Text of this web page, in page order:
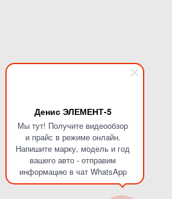
Денис ЭЛЕМЕНТ-5
Мы тут! Получите видеообзор
и прайс в режиме онлайн.
Напишите марку, модель и год
вашего авто - отправим
информацию в чат WhatsApp